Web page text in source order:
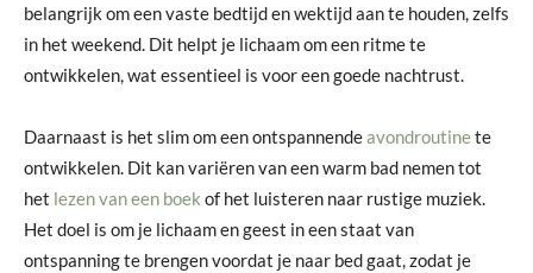
belangrijk om een vaste bedtijd en wektijd aan te houden, zelfs
in het weekend. Dit helpt je lichaam om een ritme te
ontwikkelen, wat essentieel is voor een goede nachtrust.
Daarnaast is het slim om een ontspannendeavondroutinete
ontwikkelen. Dit kan variëren van een warm bad nemen tot
het lezen van een boek of het luisteren naar rustige muziek.
Het doel is om je lichaam en geest in een staat van
ontspanning te brengen voordat je naar bed gaat, zodat je